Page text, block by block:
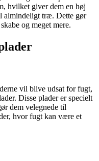
hvilket giver dem en høj
almindeligt træ. Dette gør
og meget mere.
vil blive udsat for fugt,
Disse plader er specielt
dem velegnede til
hvor fugt kan være et